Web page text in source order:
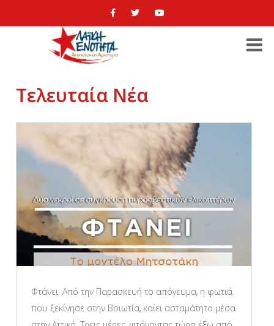
Τελευταία Νέα
Φτάνει. Από την Παρασκευή το απόγευμα, η φωτιά
που ξεκίνησε στην Βοιωτία, καίει ασταμάτητα μέσα